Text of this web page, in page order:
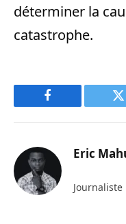
déterminer la
catastrophe.
Facebook
Eric